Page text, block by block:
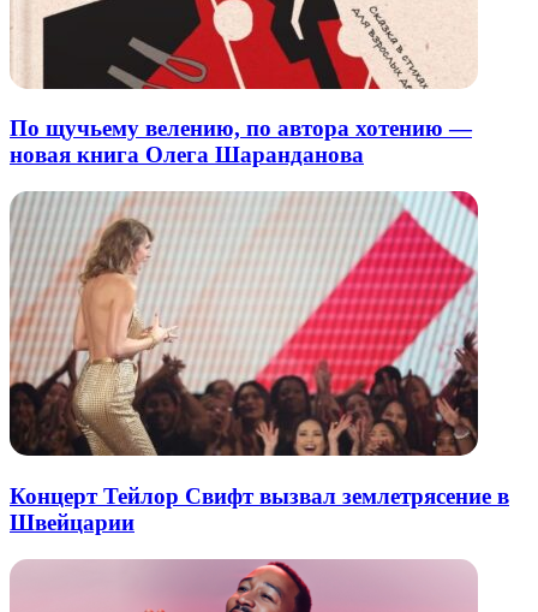
По щучьему велению, по автора хотению —
новая книга Олега Шаранданова
Концерт Тейлор Свифт вызвал землетрясение в
Швейцарии